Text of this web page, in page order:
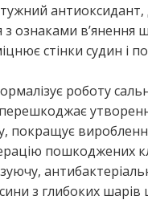
з ознаками
стінки судин і
роботу
покращує
пошкоджених
з глибоких шарів